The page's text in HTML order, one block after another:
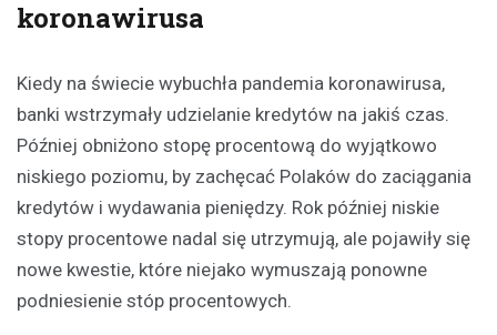
koronawirusa
Kiedy na świecie wybuchła pandemia koronawirusa,
banki wstrzymały udzielanie kredytów na jakiś czas.
Później obniżono stopę procentową do wyjątkowo
niskiego poziomu, by zachęcać Polaków do zaciągania
kredytów i wydawania pieniędzy. Rok później niskie
stopy procentowe nadal się utrzymują, ale pojawiły się
nowe kwestie, które niejako wymuszają ponowne
podniesienie stóp procentowych.